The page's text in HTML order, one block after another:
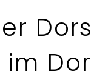
im